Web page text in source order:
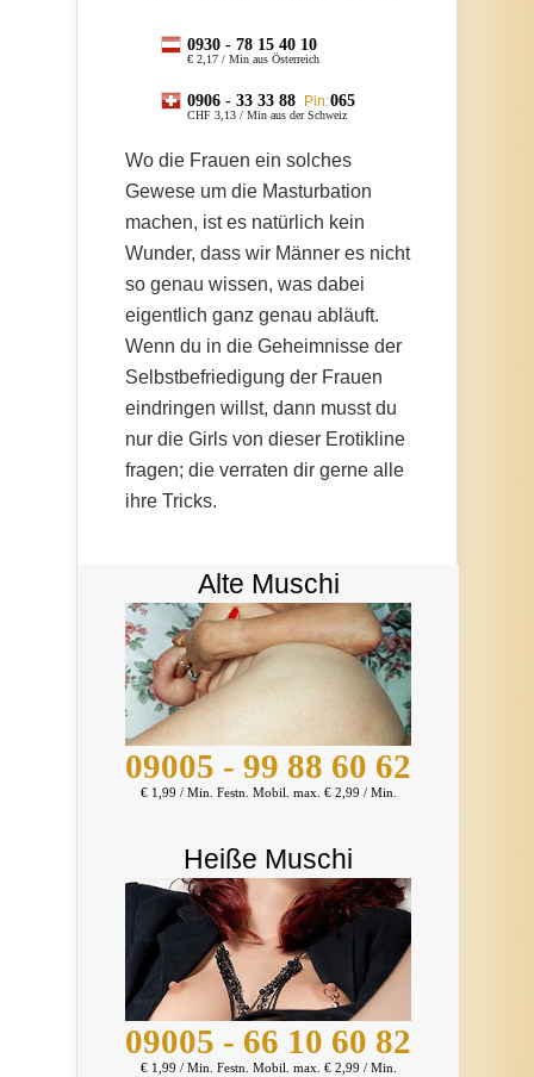
0930 - 78 15 40 10
€ 2,17 / Min aus Österreich
0906 - 33 33 88 Pin:065
CHF 3,13 / Min aus der Schweiz
Wo die Frauen ein solches
Gewese um die Masturbation
machen, ist es natürlich kein
Wunder, dass wir Männer es nicht
so genau wissen, was dabei
eigentlich ganz genau abläuft.
Wenn du in die Geheimnisse der
Selbstbefriedigung der Frauen
eindringen willst, dann musst du
nur die Girls von dieser Erotikline
fragen; die verraten dir gerne alle
ihre Tricks.
Alte Muschi
09005 - 99 88 60 62
€ 1,99 / Min. Festn. Mobil. max. € 2,99 / Min.
Heiße Muschi
09005 - 66 10 60 82
€ 1,99 / Min. Festn. Mobil. max. € 2,99 / Min.